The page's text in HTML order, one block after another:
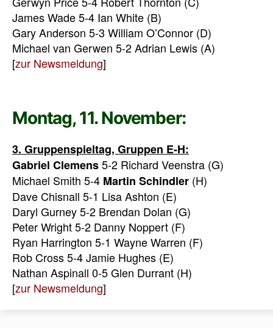
James Wade 5-4 Ian White (B)
Gary Anderson 5-3 William O’Connor (D)
Michael van Gerwen 5-2 Adrian Lewis (A)
[zur Newsmeldung]
Montag, 11. November:
3. Gruppenspieltag, Gruppen E-H:
Gabriel Clemens5-2 Richard Veenstra (G)
Michael Smith 5-4 Martin Schindler (H)
Dave Chisnall 5-1 Lisa Ashton (E)
Daryl Gurney 5-2 Brendan Dolan (G)
Peter Wright 5-2 Danny Noppert (F)
Ryan Harrington 5-1 Wayne Warren (F)
Rob Cross 5-4 Jamie Hughes (E)
Nathan Aspinall 0-5 Glen Durrant (H)
[zur Newsmeldung]